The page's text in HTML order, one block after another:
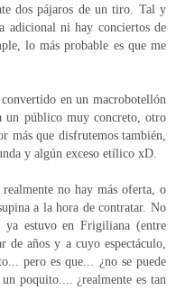
dos pájaros de un tiro. Tal y
adicional ni hay conciertos de
lo más probable es que me
en un macrobotellón
público muy concreto, otro
más que disfrutemos también,
y algún exceso etílico xD.
no hay más oferta, o
a la hora de contratar. No
ya estuvo en Frigiliana (entre
de años y a cuyo espectáculo,
pero es que... ¿no se puede
poquito.... ¿realmente es tan